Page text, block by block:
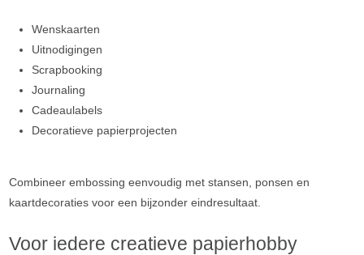
Wenskaarten
Uitnodigingen
Scrapbooking
Journaling
Cadeaulabels
Decoratieve papierprojecten
Combineer embossing eenvoudig met stansen, ponsen en
kaartdecoraties voor een bijzonder eindresultaat.
Voor iedere creatieve papierhobby